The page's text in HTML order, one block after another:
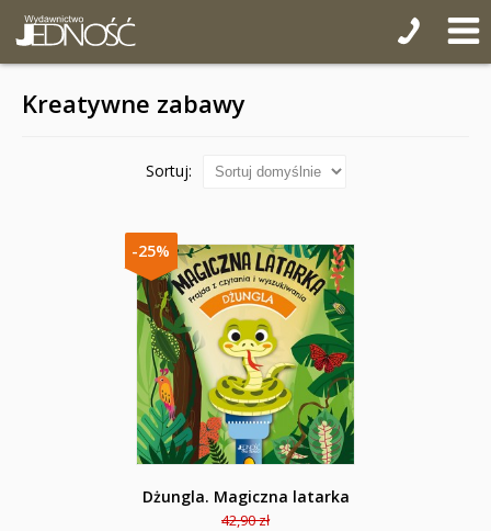
Kreatywne zabawy
Sortuj:
-25%
Dżungla. Magiczna latarka
42,90 zł